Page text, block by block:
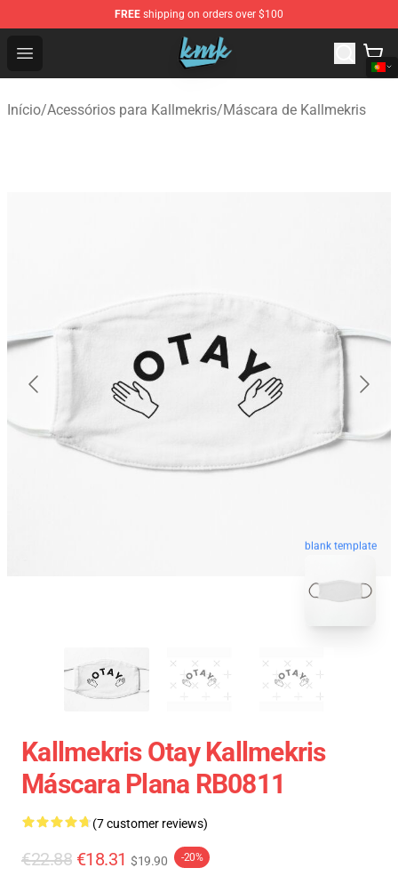
FREE shipping on orders over $100
Open menu
KallMeKris Store - Official KallMeKris Merchandise Shop
Início/Acessórios para Kallmekris/Máscara de Kallmekris
blank template
Kallmekris Otay Kallmekris
Máscara Plana RB0811
(7 customer reviews)
€22.88 €18.31 $19.90 -20%